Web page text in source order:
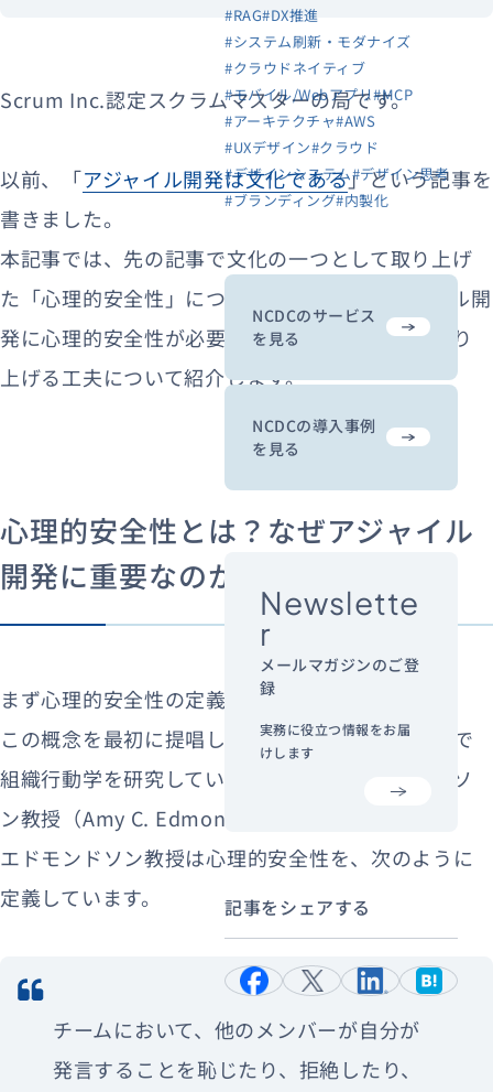
Scrum Inc.認定スクラムマスターの局です。
以前、「アジャイル開発は文化である」という記事を
書きました。
本記事では、先の記事で文化の一つとして取り上げ
た「心理的安全性」について深掘りし、アジャイル開
発に心理的安全性が必要な理由と、その文化を作り
上げる工夫について紹介します。
心理的安全性とは？なぜアジャイル
開発に重要なのか？
まず心理的安全性の定義を見てみます。
この概念を最初に提唱したのは、ハーバード大学で
組織行動学を研究しているエイミー・エドモンドソ
ン教授（Amy C. Edmondson）です。
エドモンドソン教授は心理的安全性を、次のように
定義しています。
チームにおいて、他のメンバーが自分が
発言することを恥じたり、拒絶したり、
#RAG#DX推進
#システム刷新・モダナイズ
#クラウドネイティブ
#モバイル/Webアプリ#MCP
#アーキテクチャ#AWS
#UXデザイン#クラウド
#デザインシステム#デザイン思考
#ブランディング#内製化
NCDCのサービス
を見る
NCDCの導入事例
を見る
Newslette
r
メールマガジンのご登
録
実務に役立つ情報をお届
けします
記事をシェアする